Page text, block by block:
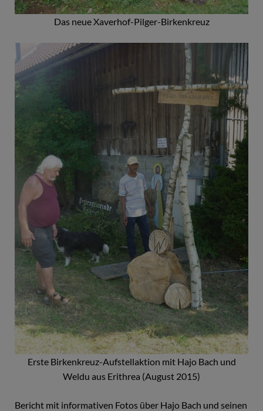
Das neue Xaverhof-Pilger-Birkenkreuz
Erste Birkenkreuz-Aufstellaktion mit Hajo Bach und
Weldu aus Erithrea (August 2015)
Bericht mit informativen Fotos über Hajo Bach und seinen